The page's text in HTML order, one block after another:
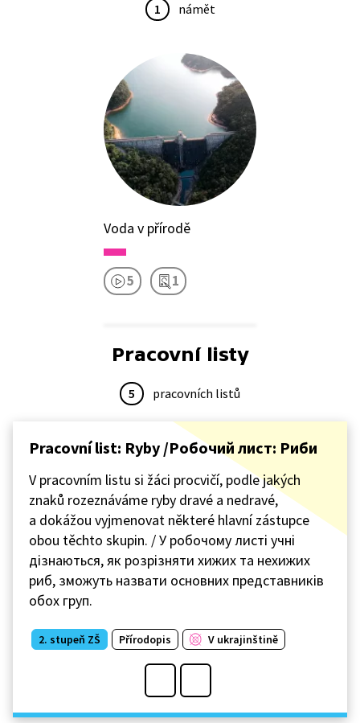
1 námět
Voda v přírodě
5 1
Pracovní listy
5 pracovních listů
Pracovní list: Ryby /Робочий лист: Риби
V pracovním listu si žáci procvičí, podle jakých
znaků rozeznáváme ryby dravé a nedravé,
a dokážou vyjmenovat některé hlavní zástupce
obou těchto skupin. / У робочому листі учні
дізнаються, як розрізняти хижих та нехижих
риб, зможуть назвати основних представників
обох груп.
2. stupeň ZŠ Přírodopis V ukrajinštině